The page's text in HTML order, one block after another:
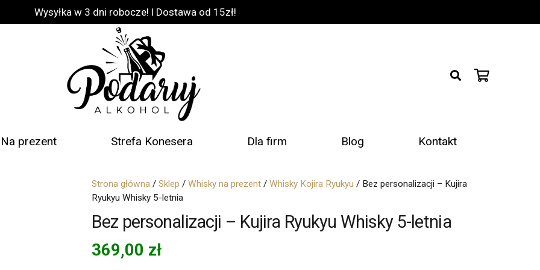
Wysyłka w 3 dni robocze! l Dostawa od 15zł!
Na prezent Strefa Konesera Dla firm Blog Kontakt
Strona główna / Sklep / Whisky na prezent / Whisky Kojira Ryukyu / Bez personalizacji – Kujira
Ryukyu Whisky 5-letnia
Bez personalizacji – Kujira Ryukyu Whisky 5-letnia
369,00 zł